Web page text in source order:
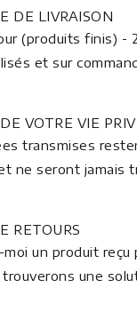
DE LIVRAISON
(produits finis) -
et sur
VOTRE VIE
transmises
ne seront jamais
RETOURS
un produit reçu
une